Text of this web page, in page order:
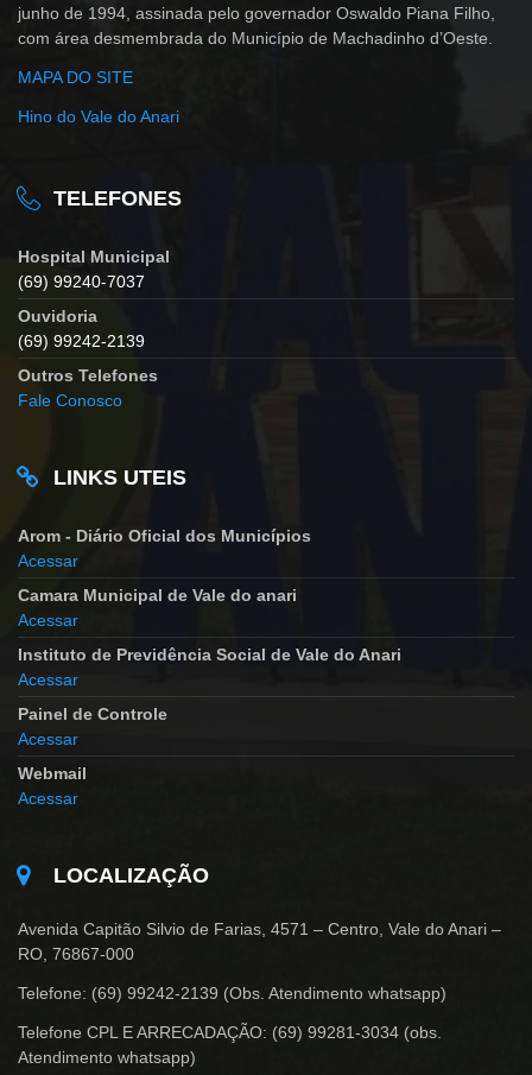
junho de 1994, assinada pelo governador Oswaldo Piana Filho,
com área desmembrada do Município de Machadinho d’Oeste.
MAPA DO SITE
Hino do Vale do Anari
TELEFONES
Hospital Municipal
(69) 99240-7037
Ouvidoria
(69) 99242-2139
Outros Telefones
Fale Conosco
LINKS UTEIS
Arom - Diário Oficial dos Municípios
Acessar
Camara Municipal de Vale do anari
Acessar
Instituto de Previdência Social de Vale do Anari
Acessar
Painel de Controle
Acessar
Webmail
Acessar
LOCALIZAÇÃO
Avenida Capitão Silvio de Farias, 4571 – Centro, Vale do Anari –
RO, 76867-000
Telefone: (69) 99242-2139 (Obs. Atendimento whatsapp)
Telefone CPL E ARRECADAÇÃO: (69) 99281-3034 (obs.
Atendimento whatsapp)